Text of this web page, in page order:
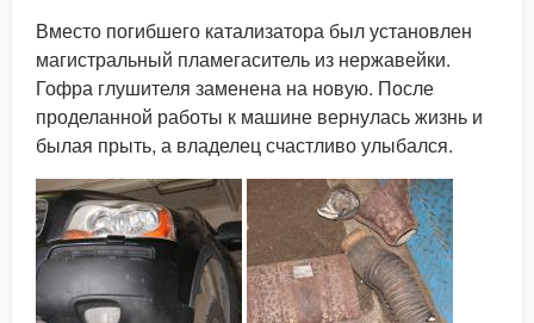
Вместо погибшего катализатора был установлен
магистральный пламегаситель из нержавейки.
Гофра глушителя заменена на новую. После
проделанной работы к машине вернулась жизнь и
былая прыть, а владелец счастливо улыбался.